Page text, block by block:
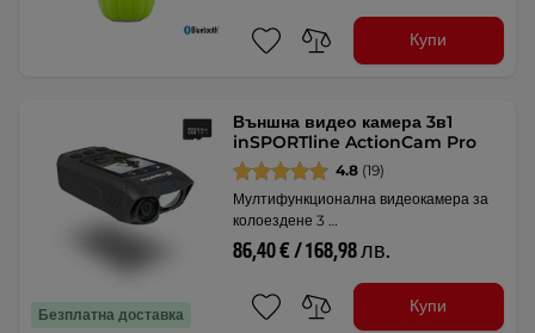
Купи
Безплатна доставка
Външна видео камера 3в1
inSPORTline ActionCam Pro
4.8 (19)
Мултифункционална видеокамера за
колоездене 3 …
86,40 € / 168,98 лв.
Купи